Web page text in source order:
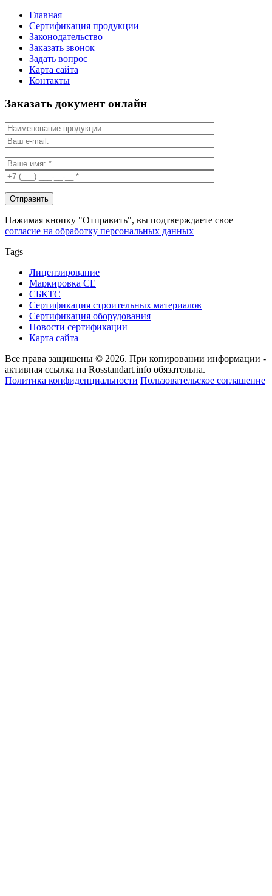
Главная
Сертификация продукции
Законодательство
Заказать звонок
Задать вопрос
Карта сайта
Контакты
Заказать документ онлайн
Нажимая кнопку "Отправить", вы подтверждаете свое
согласие на обработку персональных данных
Tags
Лицензирование
Маркировка СЕ
СБКТС
Сертификация строительных материалов
Сертификация оборудования
Новости сертификации
Карта сайта
Все права защищены © 2026. При копировании информации -
активная ссылка на Rosstandart.info обязательна.
Политика конфиденциальности Пользовательское соглашение